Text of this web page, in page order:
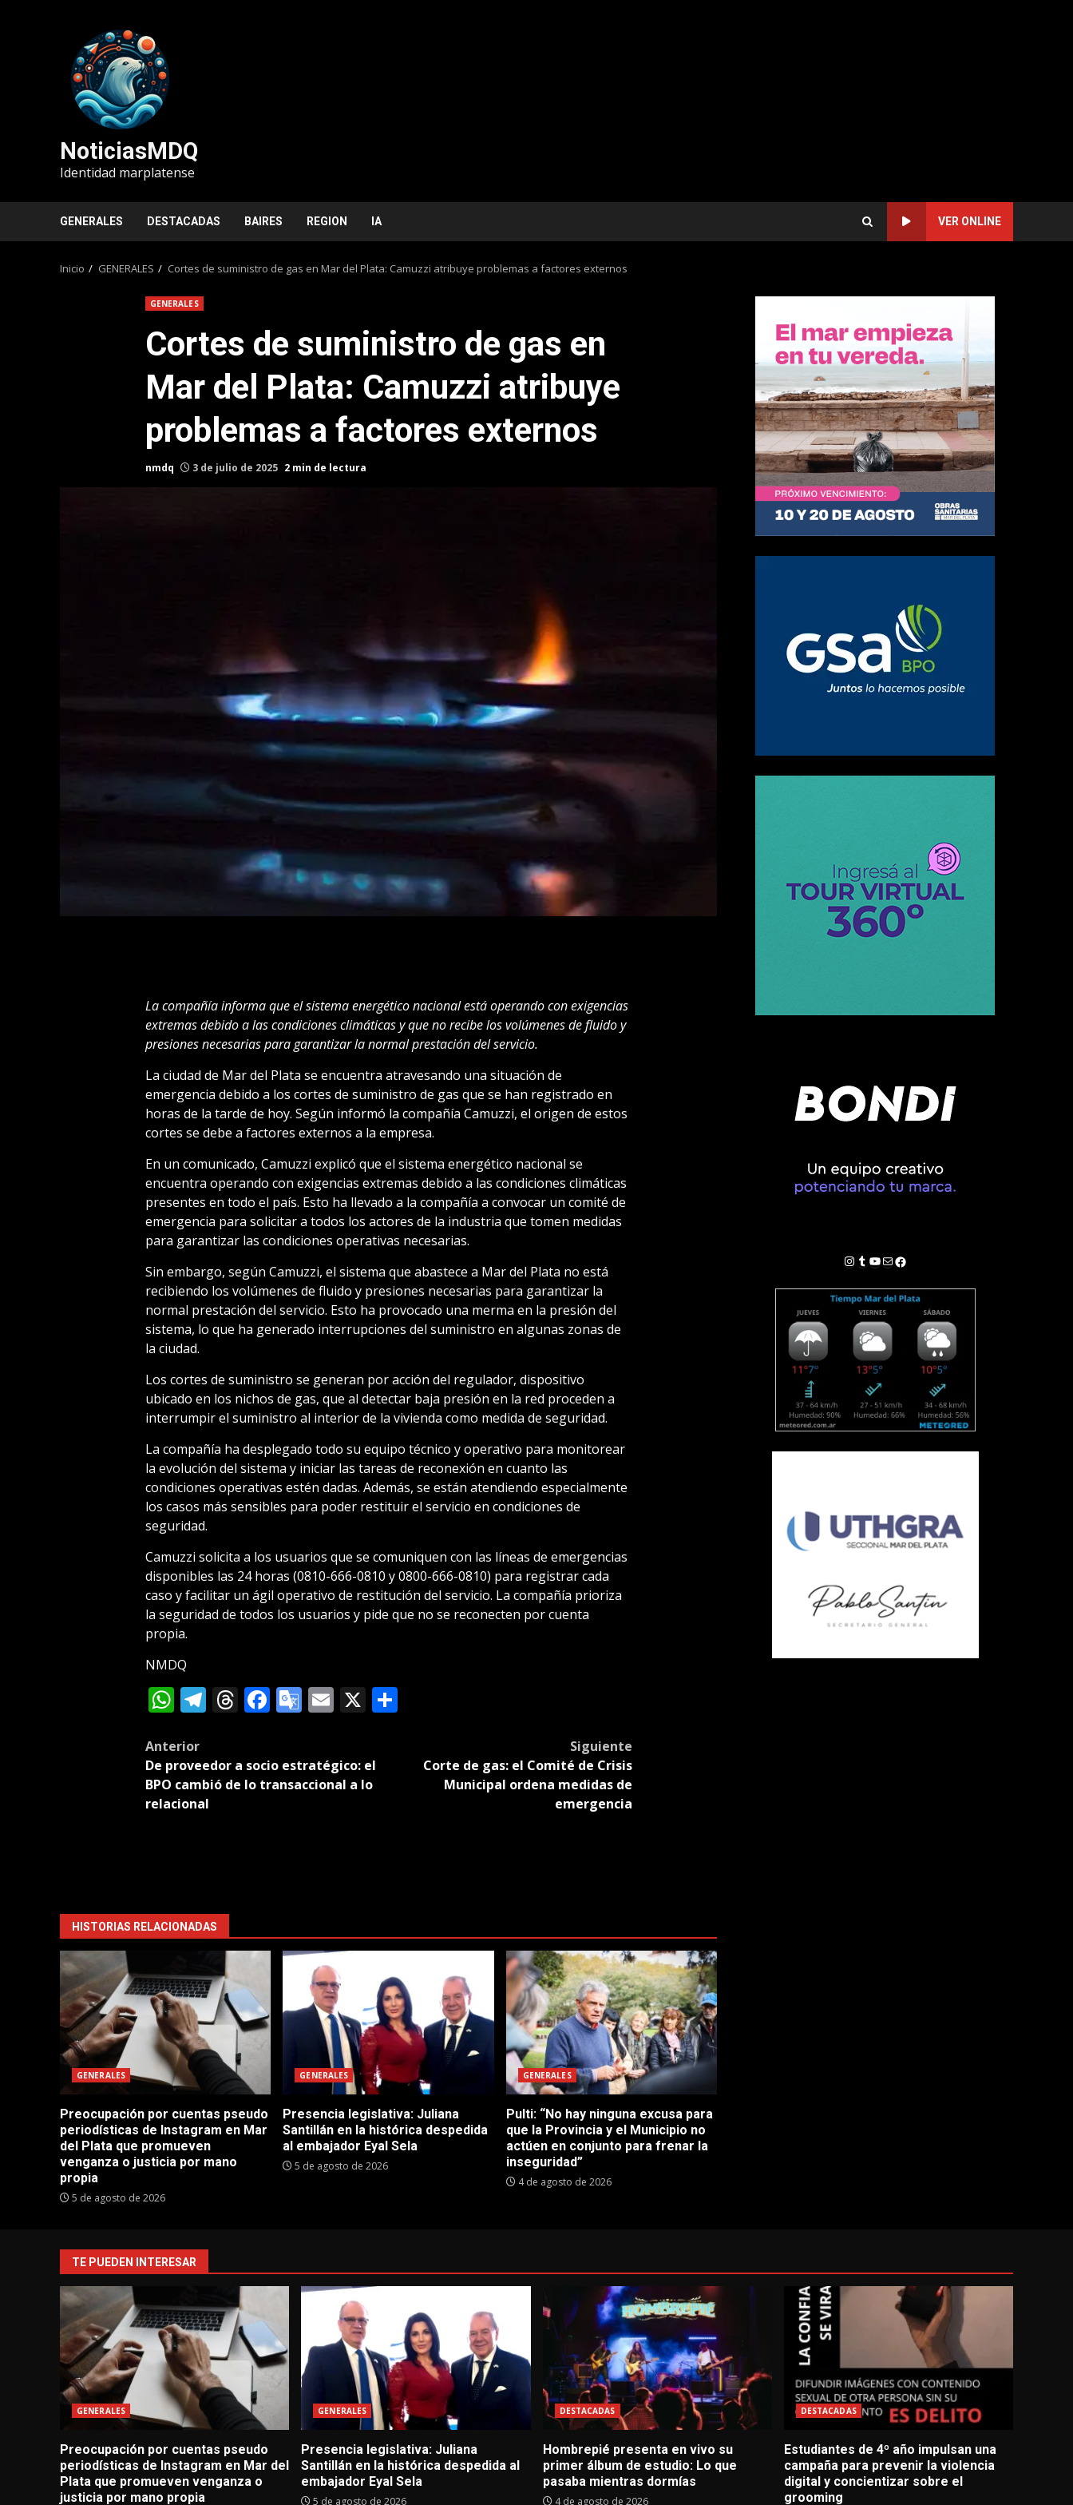
NoticiasMDQ
Identidad marplatense
GENERALES DESTACADAS BAIRES REGION IA VER ONLINE
Inicio GENERALES Cortes de suministro de gas en Mar del Plata: Camuzzi atribuye problemas a factores externos
GENERALES
Cortes de suministro de gas en
Mar del Plata: Camuzzi atribuye
problemas a factores externos
nmdq 3 de julio de 2025 2 min de lectura
La compañía informa que el sistema energético nacional está operando con exigencias
extremas debido a las condiciones climáticas y que no recibe los volúmenes de fluido y
presiones necesarias para garantizar la normal prestación del servicio.
La ciudad de Mar del Plata se encuentra atravesando una situación de
emergencia debido a los cortes de suministro de gas que se han registrado en
horas de la tarde de hoy. Según informó la compañía Camuzzi, el origen de estos
cortes se debe a factores externos a la empresa.
En un comunicado, Camuzzi explicó que el sistema energético nacional se
encuentra operando con exigencias extremas debido a las condiciones climáticas
presentes en todo el país. Esto ha llevado a la compañía a convocar un comité de
emergencia para solicitar a todos los actores de la industria que tomen medidas
para garantizar las condiciones operativas necesarias.
Sin embargo, según Camuzzi, el sistema que abastece a Mar del Plata no está
recibiendo los volúmenes de fluido y presiones necesarias para garantizar la
normal prestación del servicio. Esto ha provocado una merma en la presión del
sistema, lo que ha generado interrupciones del suministro en algunas zonas de
la ciudad.
Los cortes de suministro se generan por acción del regulador, dispositivo
ubicado en los nichos de gas, que al detectar baja presión en la red proceden a
interrumpir el suministro al interior de la vivienda como medida de seguridad.
La compañía ha desplegado todo su equipo técnico y operativo para monitorear
la evolución del sistema y iniciar las tareas de reconexión en cuanto las
condiciones operativas estén dadas. Además, se están atendiendo especialmente
los casos más sensibles para poder restituir el servicio en condiciones de
seguridad.
Camuzzi solicita a los usuarios que se comuniquen con las líneas de emergencias
disponibles las 24 horas (0810-666-0810 y 0800-666-0810) para registrar cada
caso y facilitar un ágil operativo de restitución del servicio. La compañía prioriza
la seguridad de todos los usuarios y pide que no se reconecten por cuenta
propia.
NMDQ
WhatsApp
Telegram
Threads
Facebook
Google
Email
X Compartir
Post
navigation
Anterior
De proveedor a socio estratégico: el
BPO cambió de lo transaccional a lo
relacional
Siguiente
Corte de gas: el Comité de Crisis
Municipal ordena medidas de
emergencia
HISTORIAS RELACIONADAS
GENERALES
Preocupación por cuentas pseudo
periodísticas de Instagram en Mar
del Plata que promueven
venganza o justicia por mano
propia
5 de agosto de 2026
GENERALES
Presencia legislativa: Juliana
Santillán en la histórica despedida
al embajador Eyal Sela
5 de agosto de 2026
GENERALES
Pulti: “No hay ninguna excusa para
que la Provincia y el Municipio no
actúen en conjunto para frenar la
inseguridad”
4 de agosto de 2026
Instagram
Tumblr
YouTube
Correo electrónico
Facebook
TE PUEDEN INTERESAR
GENERALES
Preocupación por cuentas pseudo
periodísticas de Instagram en Mar del
Plata que promueven venganza o
justicia por mano propia
GENERALES
Presencia legislativa: Juliana
Santillán en la histórica despedida al
embajador Eyal Sela
5 de agosto de 2026
DESTACADAS
Hombrepié presenta en vivo su
primer álbum de estudio: Lo que
pasaba mientras dormías
4 de agosto de 2026
DESTACADAS
Estudiantes de 4º año impulsan una
campaña para prevenir la violencia
digital y concientizar sobre el
grooming